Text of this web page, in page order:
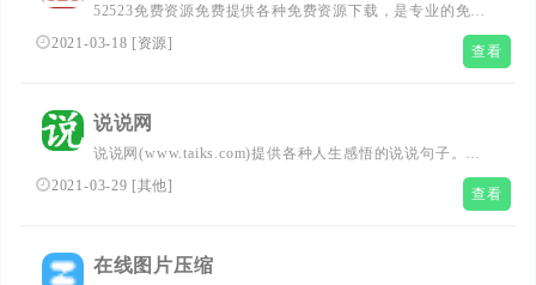
52523免费资源免费提供各种免费资源下载，是专业的免费
资源论坛，免费资源吧，所含内容包括各大cms模板资源免
费下载，discuz模板插件资源免费下载，设计素材资源下载,
2021-03-18 [资源] 查看
说说网
说说网(www.taiks.com)提供各种人生感悟的说说句子。有
个性说说、心情说说、唯美说说图片、带图片说说、经典搞
2021-03-29 [其他] 查看
在线图片压缩